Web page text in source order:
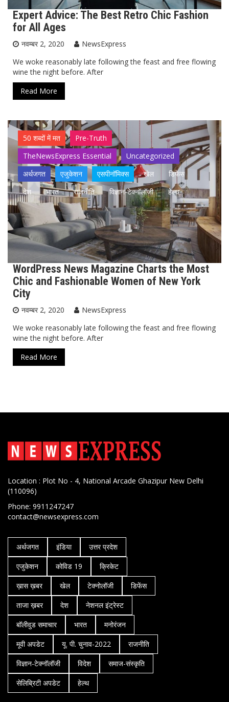
Expert Advice: The Best Retro Chic Fashion
for All Ages
नवम्बर 2, 2020
NewsExpress
We woke reasonably late following the feast and free flowing
wine the night before. After
Read More
50 शब्दों में मत
Pre-Truth
TheNewsExpress Essential
Uncategorized
अर्थजगत
एजुकेशन एसपीनॉमिक्स खेल
डिफेंस
देश
भारत राजनीति विज्ञान-टेक्नॉलॉजी हेल्थ
WordPress News Magazine Charts the Most
Chic and Fashionable Women of New York
City
नवम्बर 2, 2020
NewsExpress
We woke reasonably late following the feast and free flowing
wine the night before. After
Read More
Location : Plot No - 4, National Arcade Ghazipur New Delhi
(110096)
Phone: 9911247247
contact@newsexpress.com
अर्थजगत इंडिया
उत्तर प्रदेश
एजुकेशन
कोविड 19
क्रिकेट
ख़ास ख़बर
खेल टेक्नोलॉजी
डिफेंस
ताजा ख़बर
देश
नेशनल इंट्रेस्ट
बॉलीवुड समाचार
भारत
मनोरंजन
मूवी अपडेट
यू. पी. चुनाव-2022
राजनीति
विज्ञान-टेक्नॉलॉजी
विदेश
समाज-संस्कृति
सेलिब्रिटी अपडेट
हेल्थ